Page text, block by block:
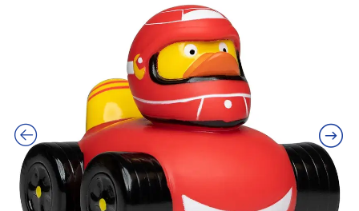
Badeand Sykepleier – Kvakky Duck
139,00